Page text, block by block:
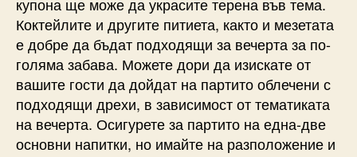
Коктейлите и другите питиета, както и мезетата
е добре да бъдат подходящи за вечерта за по-
голяма забава. Можете дори да изискате от
вашите гости да дойдат на партито облечени с
подходящи дрехи, в зависимост от тематиката
на вечерта. Осигурете за партито на една-две
основни напитки, но имайте на разположение и